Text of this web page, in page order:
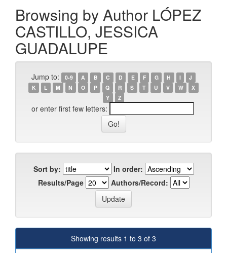
Browsing by Author LÓPEZ
CASTILLO, JESSICA
GUADALUPE
Jump to: 0-9 A B C D E F G H I
J
K
L M N O P Q R S T U V W
X
Y
Z
or enter first few letters:
Sort by:
In order:
Results/Page
Authors/Record:
Showing results 1 to 3 of 3